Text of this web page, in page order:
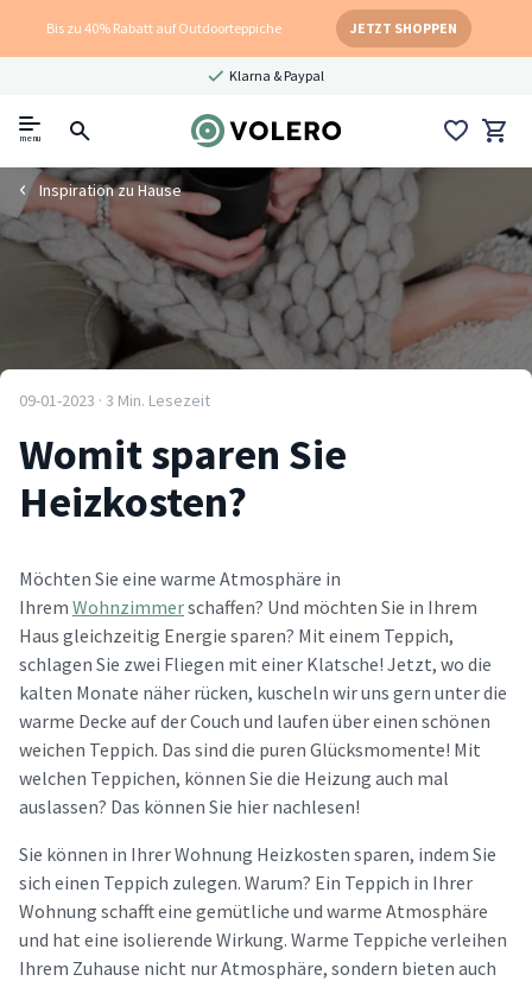
Bis zu 40% Rabatt auf Outdoorteppiche JETZT SHOPPEN
Klarna & Paypal
menu
Inspiration zu Hause
09-01-2023 · 3 Min. Lesezeit
Womit sparen Sie
Heizkosten?
Möchten Sie eine warme Atmosphäre in
Ihrem Wohnzimmerschaffen? Und möchten Sie in Ihrem
Haus gleichzeitig Energie sparen? Mit einem Teppich,
schlagen Sie zwei Fliegen mit einer Klatsche! Jetzt, wo die
kalten Monate näher rücken, kuscheln wir uns gern unter die
warme Decke auf der Couch und laufen über einen schönen
weichen Teppich. Das sind die puren Glücksmomente! Mit
welchen Teppichen, können Sie die Heizung auch mal
auslassen? Das können Sie hier nachlesen!
Sie können in Ihrer Wohnung Heizkosten sparen, indem Sie
sich einen Teppich zulegen. Warum? Ein Teppich in Ihrer
Wohnung schafft eine gemütliche und warme Atmosphäre
und hat eine isolierende Wirkung. Warme Teppiche verleihen
Ihrem Zuhause nicht nur Atmosphäre, sondern bieten auch